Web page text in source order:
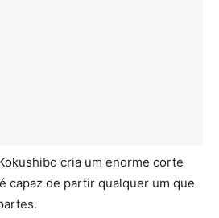
cria um enorme corte
capaz de partir qualquer um que